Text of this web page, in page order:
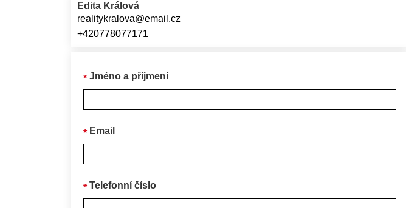
Edita Králová
realitykralova@email.cz
+420778077171
Jméno a příjmení
Email
Telefonní číslo